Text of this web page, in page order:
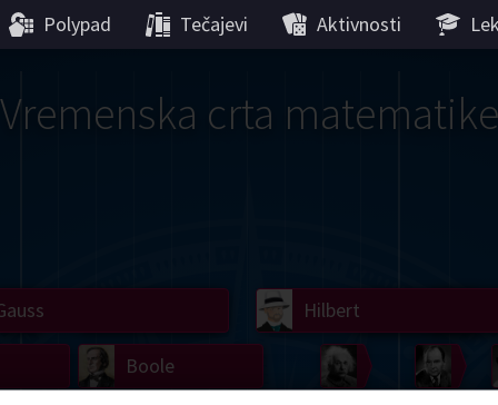
Polypad Tečajevi Aktivnosti
Vremenska crta matematike
von
Einstein
Hilbert
Boole
Lobachevsky